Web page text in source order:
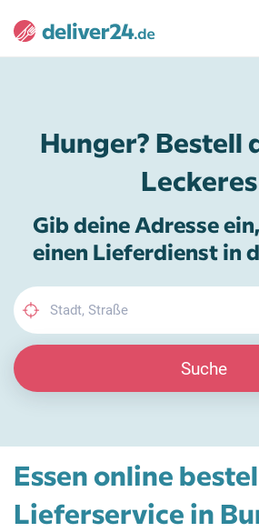
Hunger? Bestell
Gib deine Adresse
einen Lieferdienst in
Suche
Essen online
Lieferservice in